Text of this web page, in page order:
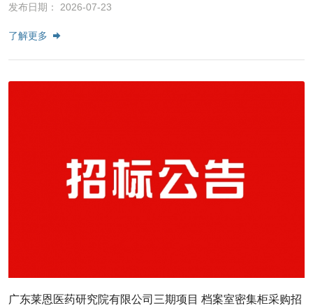
发布日期： 2026-07-23
了解更多
广东莱恩医药研究院有限公司三期项目 档案室密集柜采购招